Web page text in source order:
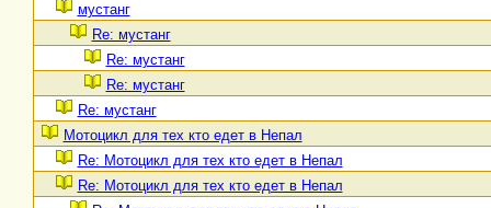
мустанг
Re: мустанг
Re: мустанг
Re: мустанг
Re: мустанг
Мотоцикл для тех кто едет в Непал
Re: Мотоцикл для тех кто едет в Непал
Re: Мотоцикл для тех кто едет в Непал